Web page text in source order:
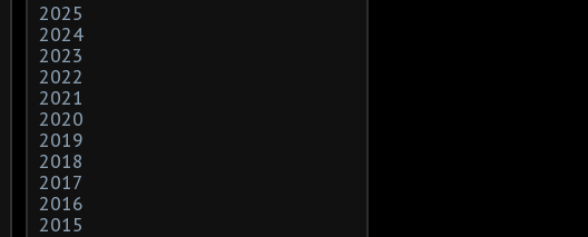
2025
2024
2023
2022
2021
2020
2019
2018
2017
2016
2015